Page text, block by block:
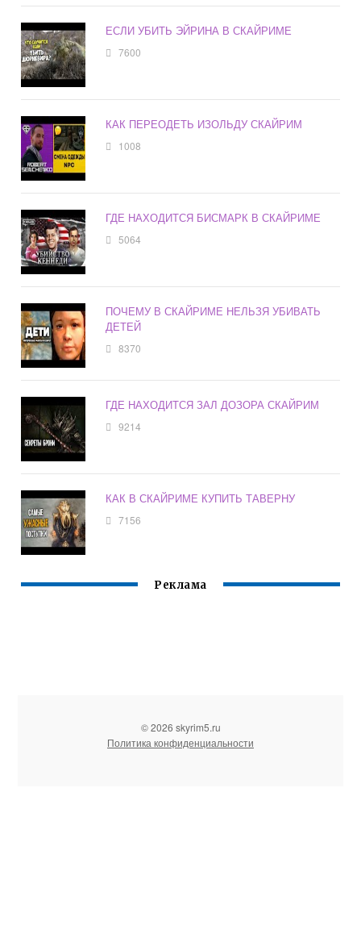
ЕСЛИ УБИТЬ ЭЙРИНА В СКАЙРИМЕ
7600
КАК ПЕРЕОДЕТЬ ИЗОЛЬДУ СКАЙРИМ
1008
ГДЕ НАХОДИТСЯ БИСМАРК В СКАЙРИМЕ
5064
ПОЧЕМУ В СКАЙРИМЕ НЕЛЬЗЯ УБИВАТЬ
ДЕТЕЙ
8370
ГДЕ НАХОДИТСЯ ЗАЛ ДОЗОРА СКАЙРИМ
9214
КАК В СКАЙРИМЕ КУПИТЬ ТАВЕРНУ
7156
Реклама
© 2026 skyrim5.ru
Политика конфиденциальности